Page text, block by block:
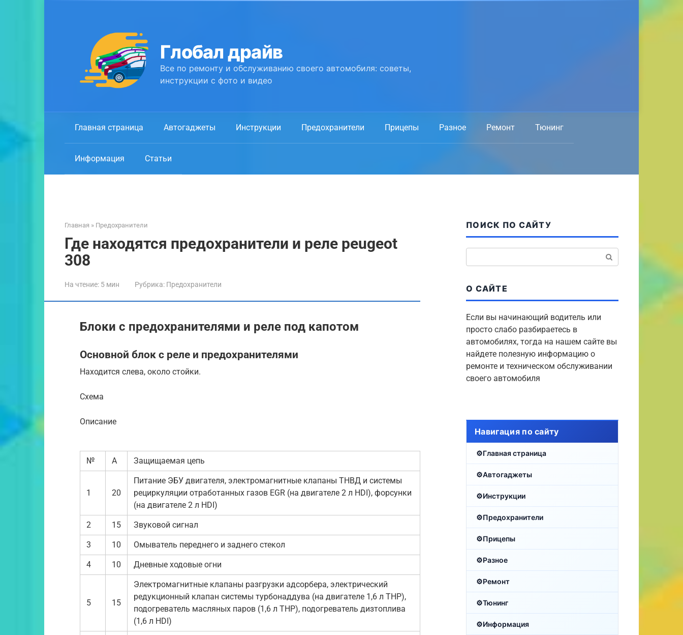
Глобал драйв
Все по ремонту и обслуживанию своего автомобиля: советы,
инструкции с фото и видео
Главная страница Автогаджеты Инструкции Предохранители Прицепы Разное Ремонт Тюнинг
Информация Статьи
Главная » Предохранители
Где находятся предохранители и реле peugeot
308
На чтение: 5 мин Рубрика: Предохранители
Блоки с предохранителями и реле под капотом
Основной блок с реле и предохранителями
Находится слева, около стойки.
Схема
Описание
№ А Защищаемая цепь
1 20
Питание ЭБУ двигателя, электромагнитные клапаны ТНВД и системы
рециркуляции отработанных газов EGR (на двигателе 2 л HDI), форсунки
(на двигателе 2 л HDI)
2 15 Звуковой сигнал
3 10 Омыватель переднего и заднего стекол
4 10 Дневные ходовые огни
5 15
Электромагнитные клапаны разгрузки адсорбера, электрический
редукционный клапан системы турбонаддува (на двигателе 1,6 л ТНР),
подогреватель масляных паров (1,6 л ТНР), подогреватель дизтоплива
(1,6 л HDI)
ПОИСК ПО САЙТУ
О САЙТЕ
Если вы начинающий водитель или
просто слабо разбираетесь в
автомобилях, тогда на нашем сайте вы
найдете полезную информацию о
ремонте и техническом обслуживании
своего автомобиля
Навигация по сайту
Главная страница
Автогаджеты
Инструкции
Предохранители
Прицепы
Разное
Ремонт
Тюнинг
Информация